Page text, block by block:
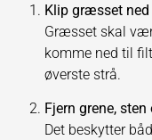
Klip græsset
Græsset skal
komme ned til
øverste strå.
Fjern grene,
Det beskytter